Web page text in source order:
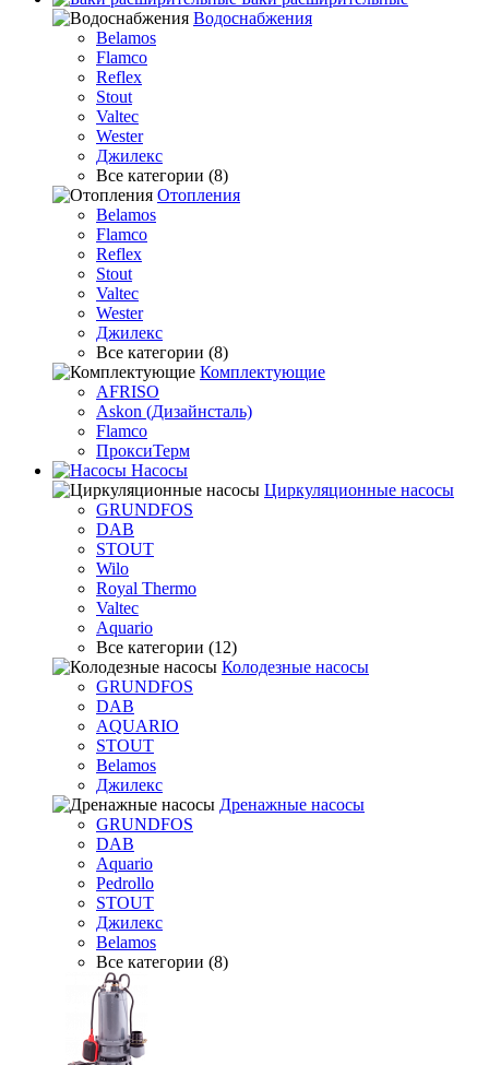
Водоснабжения
Belamos
Flamco
Reflex
Stout
Valtec
Wester
Джилекс
Все категории (8)
Отопления
Belamos
Flamco
Reflex
Stout
Valtec
Wester
Джилекс
Все категории (8)
Комплектующие
AFRISO
Askon (Дизайнсталь)
Flamco
ПроксиТерм
Насосы
Циркуляционные насосы
GRUNDFOS
DAB
STOUT
Wilo
Royal Thermo
Valtec
Aquario
Все категории (12)
Колодезные насосы
GRUNDFOS
DAB
AQUARIO
STOUT
Belamos
Джилекс
Дренажные насосы
GRUNDFOS
DAB
Aquario
Pedrollo
STOUT
Джилекс
Belamos
Все категории (8)